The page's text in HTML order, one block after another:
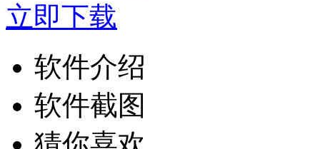
立即下载
软件介绍
软件截图